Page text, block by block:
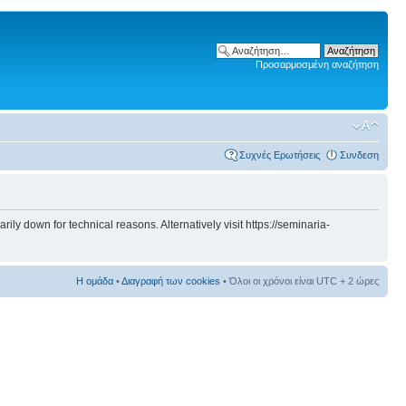
Προσαρμοσμένη αναζήτηση
Συχνές Ερωτήσεις Συνδεση
down for technical reasons. Alternatively visit https://seminaria-
Η ομάδα •Διαγραφή των cookies • Όλοι οι χρόνοι είναι UTC + 2 ώρες